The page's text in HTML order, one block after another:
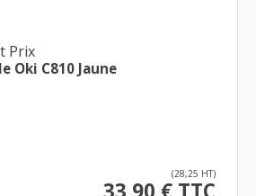
Prix
Oki C810 Jaune
(28,25 HT)